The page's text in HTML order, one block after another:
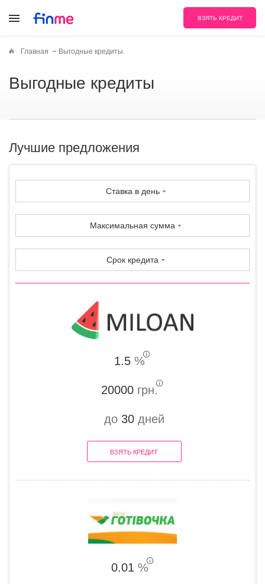
ВЗЯТЬ КРЕДИТ
Главная Выгодные кредиты
Выгодные кредиты
Лучшие предложения
Ставка в день
Максимальная сумма
Срок кредита
1.5 %
20000 грн.
до 30дней
ВЗЯТЬ КРЕДИТ
0.01 %